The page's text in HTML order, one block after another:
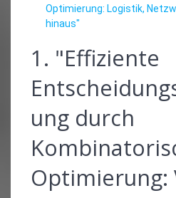
Optimierung: Logistik,
hinaus"
1. "Effiziente
ung durch
Optimierung: